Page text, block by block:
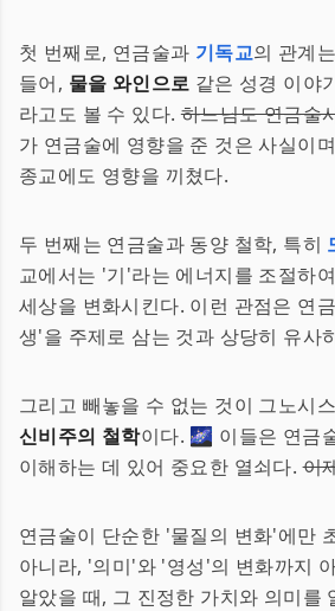
첫 번째로, 연금술과 기독교의 관계
들어, 물을 와인으로 같은 성경 이야
라고도 볼 수 있다.하느님도 연금술
가 연금술에 영향을 준 것은 사실이
종교에도 영향을 끼쳤다.
두 번째는 연금술과 동양 철학, 특히
교에서는 '기'라는 에너지를 조절하
세상을 변화시킨다. 이런 관점은 연
생'을 주제로 삼는 것과 상당히 유사
그리고 빼놓을 수 없는 것이 그노시
신비주의 철학이다. 🌌 이들은 연금
이해하는 데 있어 중요한 열쇠다.이
연금술이 단순한 '물질의 변화'에만
아니라, '의미'와 '영성'의 변화까지
알았을 때, 그 진정한 가치와 의미